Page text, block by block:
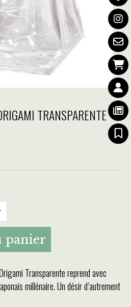
TRANSPARENTE
panier
Transparente reprend avec
millénaire. Un désir d’autrement